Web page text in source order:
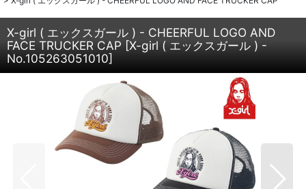
X-girl ( エックスガール ) - CHEERFUL LOGO AND
FACE TRUCKER CAP [X-girl ( エックスガール ) -
No.105263051010]